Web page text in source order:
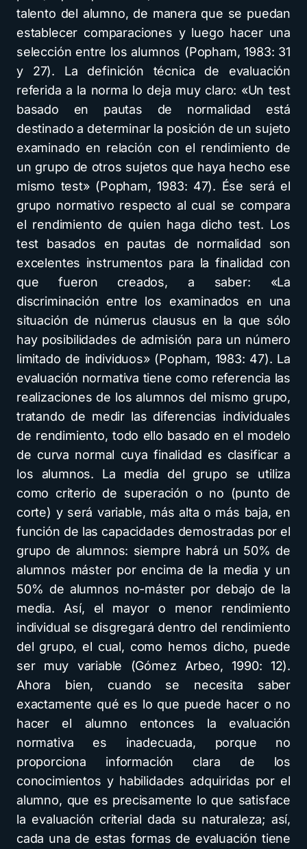
talento del alumno, de manera que se puedan
establecer comparaciones y luego hacer una
selección entre los alumnos (Popham, 1983: 31
y 27). La definición técnica de evaluación
referida a la norma lo deja muy claro: «Un test
basado en pautas de normalidad está
destinado a determinar la posición de un sujeto
examinado en relación con el rendimiento de
un grupo de otros sujetos que haya hecho ese
mismo test» (Popham, 1983: 47). Ése será el
grupo normativo respecto al cual se compara
el rendimiento de quien haga dicho test. Los
test basados en pautas de normalidad son
excelentes instrumentos para la finalidad con
que fueron creados, a saber: «La
discriminación entre los examinados en una
situación de númerus clausus en la que sólo
hay posibilidades de admisión para un número
limitado de individuos» (Popham, 1983: 47). La
evaluación normativa tiene como referencia las
realizaciones de los alumnos del mismo grupo,
tratando de medir las diferencias individuales
de rendimiento, todo ello basado en el modelo
de curva normal cuya finalidad es clasificar a
los alumnos. La media del grupo se utiliza
como criterio de superación o no (punto de
corte) y será variable, más alta o más baja, en
función de las capacidades demostradas por el
grupo de alumnos: siempre habrá un 50% de
alumnos máster por encima de la media y un
50% de alumnos no-máster por debajo de la
media. Así, el mayor o menor rendimiento
individual se disgregará dentro del rendimiento
del grupo, el cual, como hemos dicho, puede
ser muy variable (Gómez Arbeo, 1990: 12).
Ahora bien, cuando se necesita saber
exactamente qué es lo que puede hacer o no
hacer el alumno entonces la evaluación
normativa es inadecuada, porque no
proporciona información clara de los
conocimientos y habilidades adquiridas por el
alumno, que es precisamente lo que satisface
la evaluación criterial dada su naturaleza; así,
cada una de estas formas de evaluación tiene